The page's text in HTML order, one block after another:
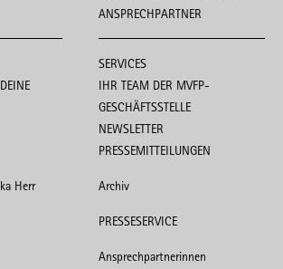
ANSPRECHPARTNER
Herr
SERVICES
IHR TEAM DER MVFP-
GESCHÄFTSSTELLE
NEWSLETTER
PRESSEMITTEILUNGEN
Archiv
PRESSESERVICE
Ansprechpartnerinnen